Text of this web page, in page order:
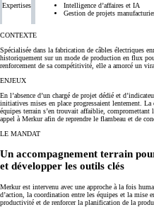
Expertises
Intelligence d’affaires et IA
Gestion de projets
CONTEXTE
Spécialisée dans la fabrication de câbles électriques
historiquement sur un mode de production en flux
renforcement de sa compétitivité, elle a amorcé un
ENJEUX
En l’absence d’un chargé de projet dédié et
initiatives mises en place progressaient lentement.
équipes terrain s’en trouvait affaiblie, compromettant
appel à Merkur afin de reprendre le flambeau et de
LE MANDAT
Un accompagnement terrain
et développer les outils clés
Merkur est intervenu avec une approche à la fois
d’action, la coordination entre les équipes et la mise
productivité et de renforcer la planification de la